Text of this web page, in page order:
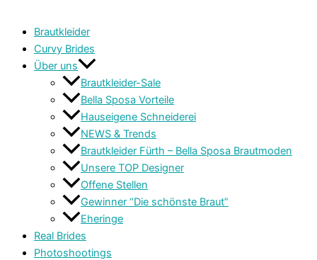
Brautkleider
Curvy Brides
Über uns
Brautkleider-Sale
Bella Sposa Vorteile
Hauseigene Schneiderei
NEWS & Trends
Brautkleider Fürth – Bella Sposa Brautmoden
Unsere TOP Designer
Offene Stellen
Gewinner “Die schönste Braut”
Eheringe
Real Brides
Photoshootings